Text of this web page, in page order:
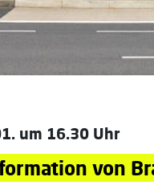
um 16.30 Uhr
von